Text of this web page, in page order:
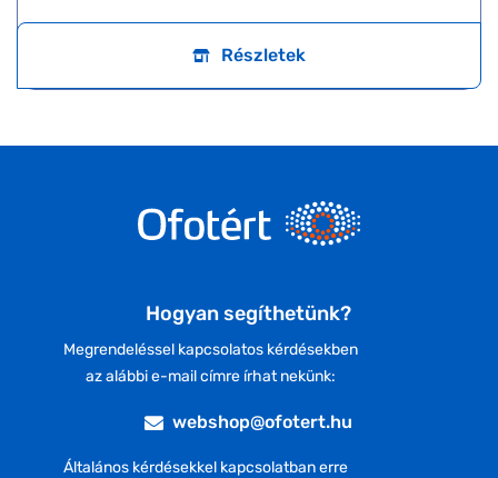
Részletek
Hogyan segíthetünk?
Megrendeléssel kapcsolatos kérdésekben
az alábbi e-mail címre írhat nekünk:
webshop@ofotert.hu
Általános kérdésekkel kapcsolatban erre